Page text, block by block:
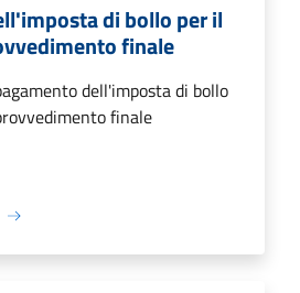
di bollo per il
finale
dell'imposta di bollo
finale